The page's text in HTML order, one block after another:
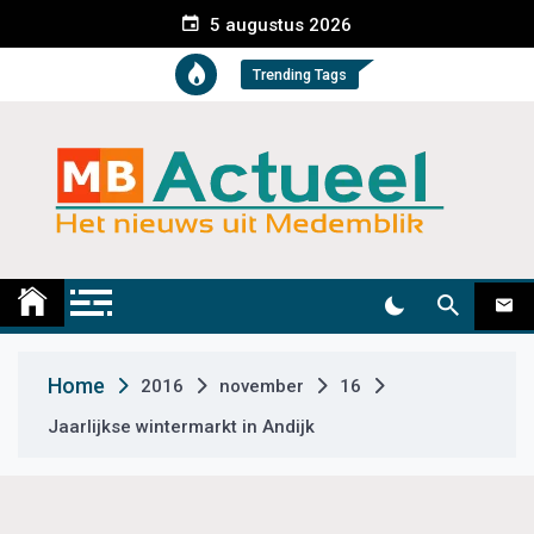
e
t
5 augustus 2026
Trending Tags
Medemblik Actueel
Home 2016 november
16
Jaarlijkse wintermarkt in Andijk